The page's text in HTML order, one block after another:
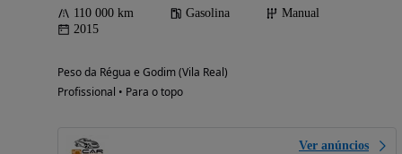
110 000 km Gasolina
Manual
2015
Peso da Régua e Godim (Vila Real)
Profissional • Para o topo
Ver anúncios